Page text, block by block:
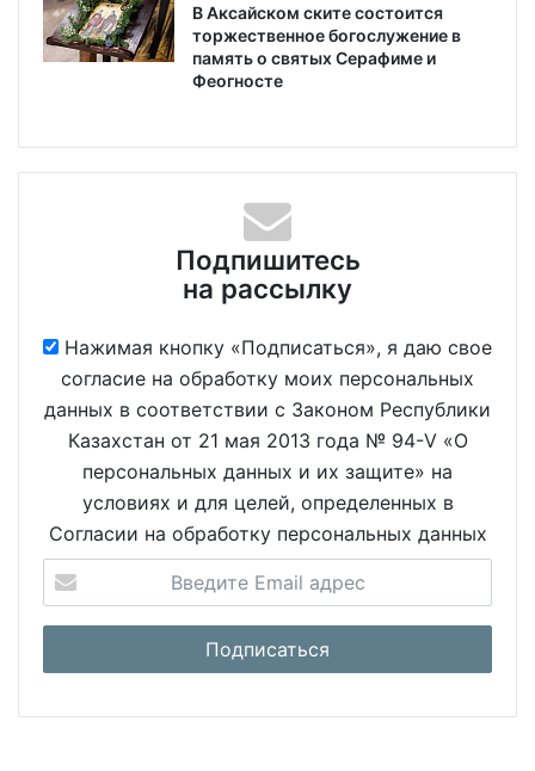
В Аксайском ските состоится
торжественное богослужение в
память о святых Серафиме и
Феогносте
Подпишитесь
на рассылку
Нажимая кнопку «Подписаться», я даю свое
согласие на обработку моих персональных
данных в соответствии с Законом Республики
Казахстан от 21 мая 2013 года № 94-V «О
персональных данных и их защите» на
условиях и для целей, определенных в
Согласии на обработку персональных данных